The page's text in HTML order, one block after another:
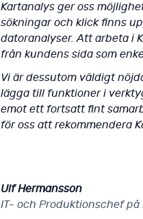
Kartanalys ger oss
sökningar och klick finns
datoranalyser. Att arbeta i
från kundens sida som
Vi är dessutom väldigt
lägga till funktioner i
emot ett fortsatt fint
för oss att rekommendera
Ulf Hermansson
IT- och Produktionschef på